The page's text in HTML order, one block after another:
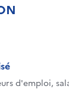
d'emploi,